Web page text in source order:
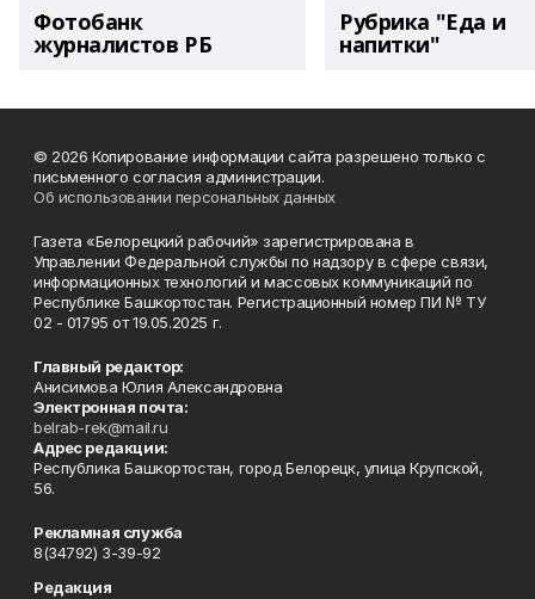
Фотобанк
журналистов РБ
Рубрика "Еда и
напитки"
© 2026 Копирование информации сайта разрешено только с
письменного согласия администрации.
Об использовании персональных данных
Газета «Белорецкий рабочий» зарегистрирована в
Управлении Федеральной службы по надзору в сфере связи,
информационных технологий и массовых коммуникаций по
Республике Башкортостан. Регистрационный номер ПИ № ТУ
02 - 01795 от 19.05.2025 г.
Главный редактор:
Анисимова Юлия Александровна
Электронная почта:
belrab-rek@mail.ru
Адрес редакции:
Республика Башкортостан, город Белорецк, улица Крупской,
56.
Рекламная служба
8(34792) 3-39-92
Редакция